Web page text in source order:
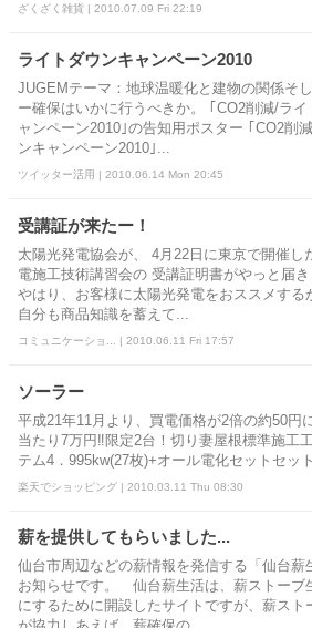
ざくざく雑貨 | 2010.07.09 Fri 22:19
ライトダウンキャンペーン2010
JUGEMテーマ：地球温暖化と建物の関係そ
ー確保はいかに行うべきか。 ｢CO2削減/ライ
ャンペーン2010｣の告知用ポスター ｢CO2削
ンキャンペーン2010｣...
ツイッター活用 | 2010.06.14 Mon 20:45
受講証が来たー！
太陽光発電協会が、 4月22日に東京で開催し
電施工技術講習会の 受講証明書がやっと届き
やはり、お客様に太陽光発電をおススメする
自分も商品知識を蓄えて...
コミュニケーショ... | 2010.06.11 Fri 17:57
ソーラー
平成21年11月より、買電価格が2倍の約50円
当たり7万円‼限定2台！切り妻屋根標準施工
テム4．995kw(27枚)+オール電化セットセット
楽天でショッピング | 2010.03.11 Thu 08:30
薪を提供してもらいました...
仙台市周辺などの薪情報を発信する「仙台薪
お知らせです。 仙台薪生活は、薪ストーブ
にするために開設したサイトですが、薪スト